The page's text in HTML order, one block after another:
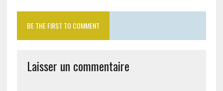
BE THE FIRST TO COMMENT
Laisser un commentaire